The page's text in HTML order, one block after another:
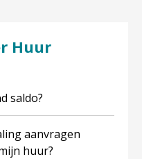
saldo?
huur?